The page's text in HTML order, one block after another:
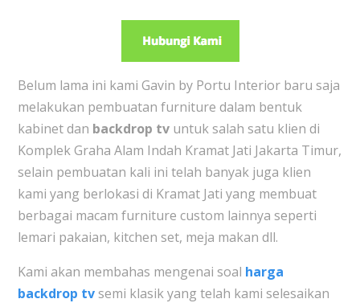
Belum lama ini kami Gavin by Portu Interior baru saja
melakukan pembuatan furniture dalam bentuk
kabinet dan backdrop tvuntuk salah satu klien di
Komplek Graha Alam Indah Kramat Jati Jakarta Timur,
selain pembuatan kali ini telah banyak juga klien
kami yang berlokasi di Kramat Jati yang membuat
berbagai macam furniture custom lainnya seperti
lemari pakaian, kitchen set, meja makan dll.
Kami akan membahas mengenai soal harga
backdrop tvsemi klasik yang telah kami selesaikan